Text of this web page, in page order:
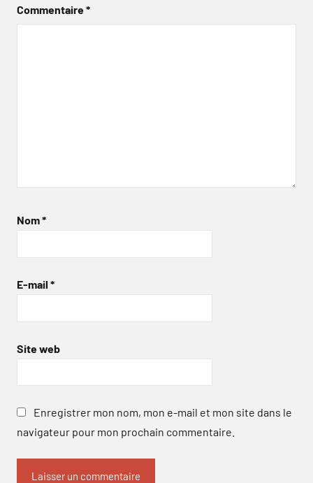
Commentaire*
Nom*
E-mail *
Site web
Enregistrer mon nom, mon e-mail et mon site dans le
navigateur pour mon prochain commentaire.